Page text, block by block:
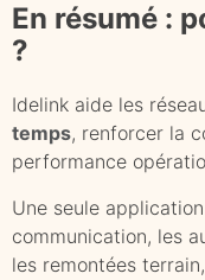
En résumé :
?
Idelink aide les
temps, renforcer la
performance
Une seule
communication, les
les remontées